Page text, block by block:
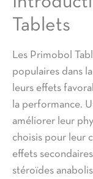
Tablets
Les Primobol
populaires dans
leurs effets
la performance.
améliorer leur
choisis pour leur
effets
stéroïdes